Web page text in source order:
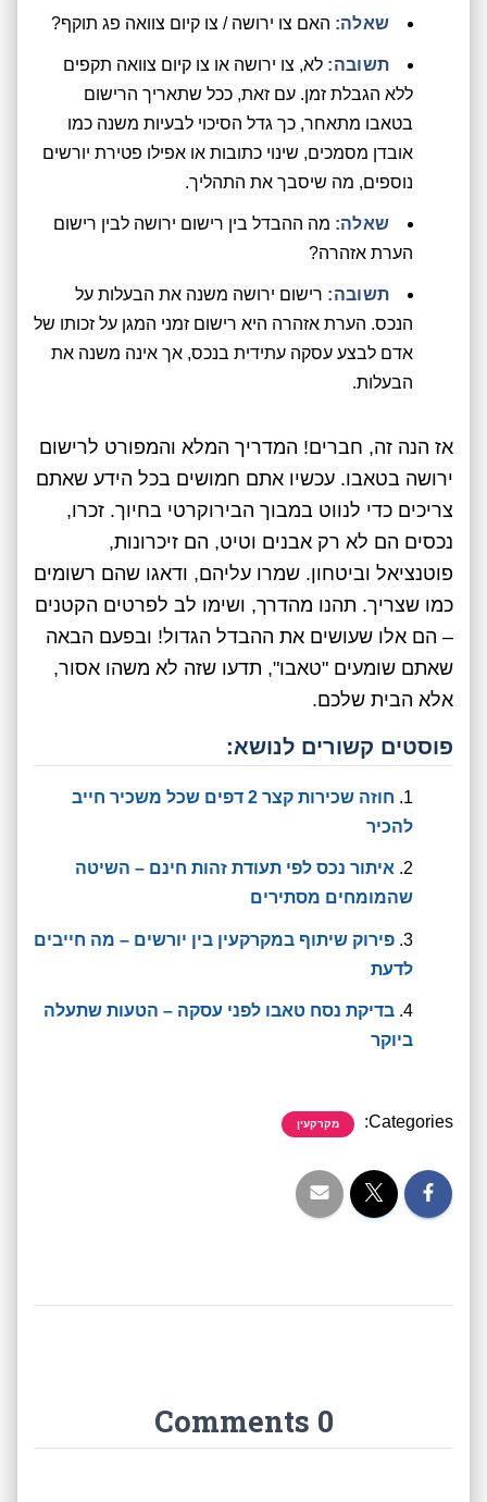
שאלה: האם צו ירושה / צו קיום צוואה פג תוקף?
תשובה: לא, צו ירושה או צו קיום צוואה תקפים
ללא הגבלת זמן. עם זאת, ככל שתאריך הרישום
בטאבו מתאחר, כך גדל הסיכוי לבעיות משנה כמו
אובדן מסמכים, שינוי כתובות או אפילו פטירת יורשים
נוספים, מה שיסבך את התהליך.
שאלה: מה ההבדל בין רישום ירושה לבין רישום
הערת אזהרה?
תשובה: רישום ירושה משנה את הבעלות על
הנכס. הערת אזהרה היא רישום זמני המגן על זכותו של
אדם לבצע עסקה עתידית בנכס, אך אינה משנה את
הבעלות.
אז הנה זה, חברים! המדריך המלא והמפורט לרישום
ירושה בטאבו. עכשיו אתם חמושים בכל הידע שאתם
צריכים כדי לנווט במבוך הבירוקרטי בחיוך. זכרו,
נכסים הם לא רק אבנים וטיט, הם זיכרונות,
פוטנציאל וביטחון. שמרו עליהם, ודאגו שהם רשומים
כמו שצריך. תהנו מהדרך, ושימו לב לפרטים הקטנים
– הם אלו שעושים את ההבדל הגדול! ובפעם הבאה
שאתם שומעים "טאבו", תדעו שזה לא משהו אסור,
אלא הבית שלכם.
פוסטים קשורים לנושא:
חוזה שכירות קצר 2 דפים שכל משכיר חייב
להכיר
איתור נכס לפי תעודת זהות חינם – השיטה
שהמומחים מסתירים
פירוק שיתוף במקרקעין בין יורשים – מה חייבים
לדעת
בדיקת נסח טאבו לפני עסקה – הטעות שתעלה
ביוקר
Categories: מקרקעין
0 Comments